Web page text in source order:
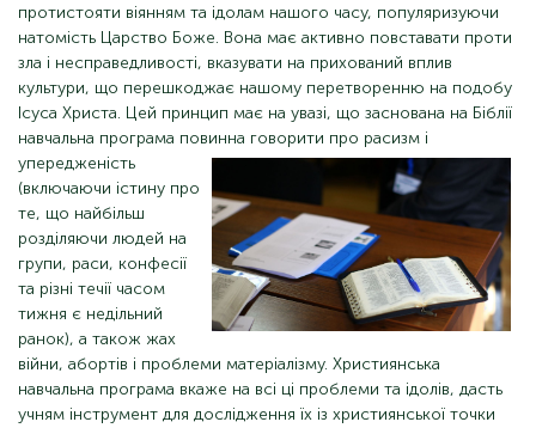
протистояти віянням та ідолам нашого часу, популяризуючи
натомість Царство Боже. Вона має активно повставати проти
зла і несправедливості, вказувати на прихований вплив
культури, що перешкоджає нашому перетворенню на подобу
Ісуса Христа. Цей принцип має на увазі, що заснована на Біблії
навчальна програма повинна говорити про расизм і
упередженість
(включаючи істину про
те, що найбільш
розділяючи людей на
групи, раси, конфесії
та різні течії часом
тижня є недільний
ранок), а також жах
війни, абортів і проблеми матеріалізму. Християнська
навчальна програма вкаже на всі ці проблеми та ідолів, дасть
учням інструмент для дослідження їх із християнської точки